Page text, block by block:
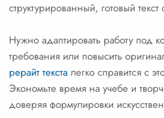
структурированный, готовый
Нужно адаптировать работу под
требования или повысить
рерайт текста легко справится с
Экономьте время на учебе и
доверяя формулировки